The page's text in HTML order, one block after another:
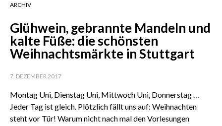
ARCHIV
Glühwein, gebrannte Mandeln und
kalte Füße: die schönsten
Weihnachtsmärkte in Stuttgart
7. DEZEMBER 2017
Montag Uni, Dienstag Uni, Mittwoch Uni, Donnerstag …
Jeder Tag ist gleich. Plötzlich fällt uns auf: Weihnachten
steht vor Tür! Warum nicht nach mal den Vorlesungen